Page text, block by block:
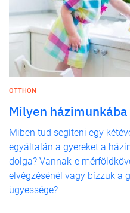
OTTHON
Milyen
Miben tud segíteni egy
egyáltalán a gyereket a
dolga? Vannak-e
elvégzésénél vagy bízzuk a
ügyessége?